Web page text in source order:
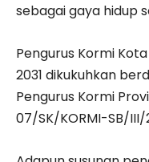
sebagai gaya hidup
Pengurus Kormi
2031 dikukuhkan
Pengurus Kormi
07/SK/KORMI-SB/